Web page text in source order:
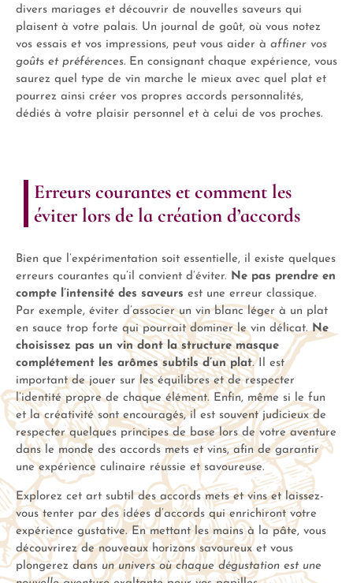
divers mariages et découvrir de nouvelles saveurs qui
plaisent à votre palais. Un journal de goût, où vous notez
vos essais et vos impressions, peut vous aider à affiner vos
goûts et préférences. En consignant chaque expérience, vous
saurez quel type de vin marche le mieux avec quel plat et
pourrez ainsi créer vos propres accords personnalités,
dédiés à votre plaisir personnel et à celui de vos proches.
Erreurs courantes et comment les
éviter lors de la création d’accords
Bien que l’expérimentation soit essentielle, il existe quelques
erreurs courantes qu’il convient d’éviter. Ne pas prendre en
compte l’intensité des saveurs est une erreur classique.
Par exemple, éviter d’associer un vin blanc léger à un plat
en sauce trop forte qui pourrait dominer le vin délicat.Ne
choisissez pas un vin dont la structure masque
complétement les arômes subtils d’un plat. Il est
important de jouer sur les équilibres et de respecter
l’identité propre de chaque élément. Enfin, même si le fun
et la créativité sont encouragés, il est souvent judicieux de
respecter quelques principes de base lors de votre aventure
dans le monde des accords mets et vins, afin de garantir
une expérience culinaire réussie et savoureuse.
Explorez cet art subtil des accords mets et vins et laissez-
vous tenter par des idées d’accords qui enrichiront votre
expérience gustative. En mettant les mains à la pâte, vous
découvrirez de nouveaux horizons savoureux et vous
plongerez dans un univers où chaque dégustation est une